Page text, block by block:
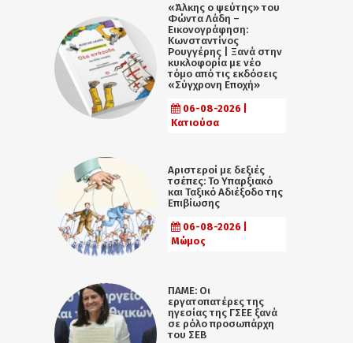
«Άλκης ο ψεύτης» του
Φώντα Λάδη –
Εικονογράφηση:
Κωνσταντίνος
Ρουγγέρης | Ξανά στην
κυκλοφορία με νέο
τόμο από τις εκδόσεις
«Σύγχρονη Εποχή»
06-08-2026 |
Κατιούσα
Αριστεροί με δεξιές
τσέπες: Το Υπαρξιακό
και Ταξικό Αδιέξοδο της
Επιβίωσης
06-08-2026 |
Μώμος
ΠΑΜΕ: Οι
εργατοπατέρες της
ηγεσίας της ΓΣΕΕ ξανά
σε ρόλο προσωπάρχη
του ΣΕΒ